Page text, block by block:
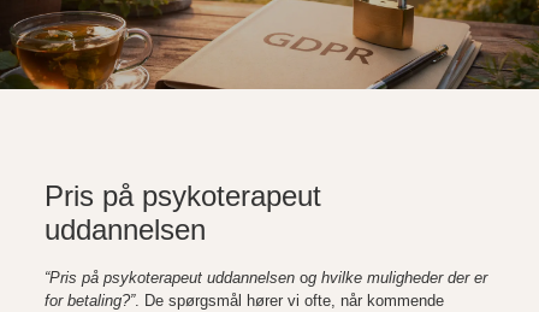
Pris på psykoterapeut
uddannelsen
“Pris på psykoterapeut uddannelsen og hvilke muligheder der er
for betaling?”. De spørgsmål hører vi ofte, når kommende